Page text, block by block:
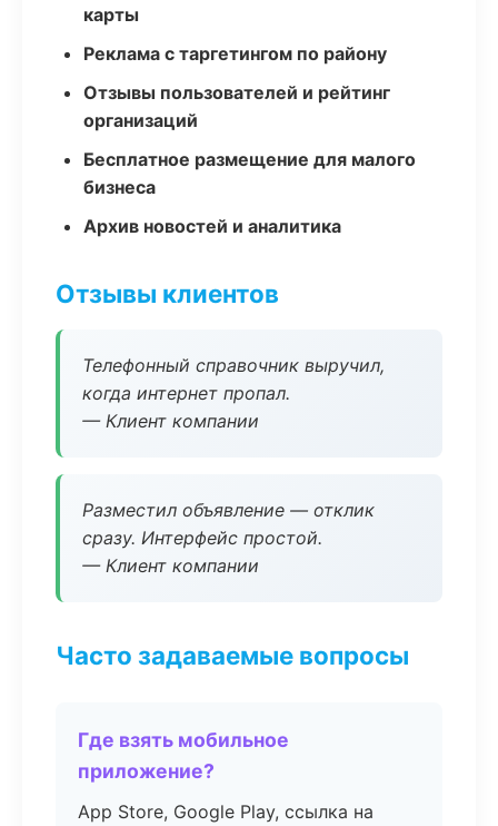
карты
Реклама с таргетингом по району
Отзывы пользователей и рейтинг
организаций
Бесплатное размещение для малого
бизнеса
Архив новостей и аналитика
Отзывы клиентов
Телефонный справочник выручил,
когда интернет пропал.
— Клиент компании
Разместил объявление — отклик
сразу. Интерфейс простой.
— Клиент компании
Часто задаваемые вопросы
Где взять мобильное
приложение?
App Store, Google Play, ссылка на